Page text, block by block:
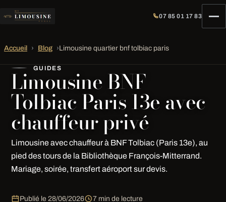
07 85 01 17 83
Accueil › Blog ›Limousine quartier bnf tolbiac paris
GUIDES
Limousine BNF
Tolbiac Paris 13e avec
chauffeur privé
Limousine avec chauffeur à BNF Tolbiac (Paris 13e), au
pied des tours de la Bibliothèque François-Mitterrand.
Mariage, soirée, transfert aéroport sur devis.
Publié le 28/06/2026 7 min de lecture